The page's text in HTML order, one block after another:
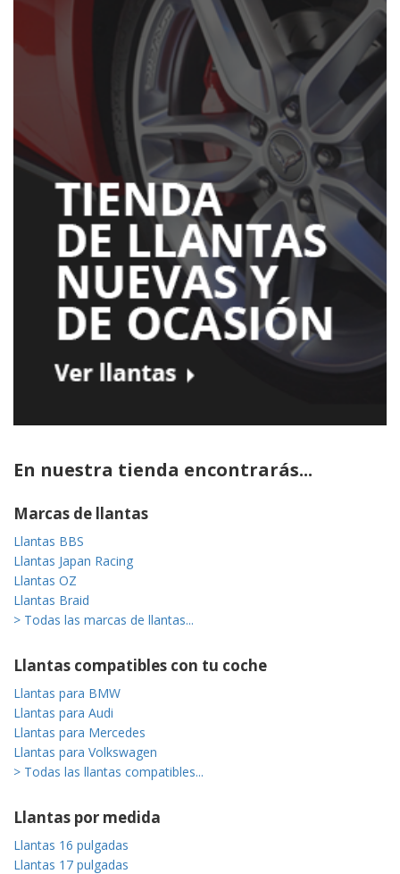
En nuestra tienda encontrarás...
Marcas de llantas
Llantas BBS
Llantas Japan Racing
Llantas OZ
Llantas Braid
> Todas las marcas de llantas...
Llantas compatibles con tu coche
Llantas para BMW
Llantas para Audi
Llantas para Mercedes
Llantas para Volkswagen
> Todas las llantas compatibles...
Llantas por medida
Llantas 16 pulgadas
Llantas 17 pulgadas